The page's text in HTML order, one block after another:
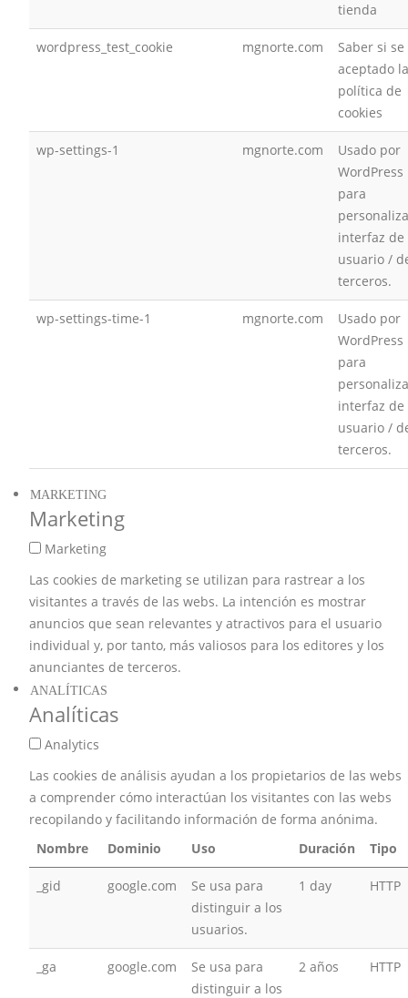
tienda
wordpress_test_cookie mgnorte.com
Saber si
aceptado la
política de
cookies
wp-settings-1 mgnorte.com
Usado por
WordPress
para
interfaz de
usuario /
terceros.
wp-settings-time-1 mgnorte.com
Usado por
WordPress
para
interfaz de
usuario /
terceros.
MARKETING
Marketing
Marketing
Las cookies de marketing se utilizan para rastrear a los
visitantes a través de las webs. La intención es mostrar
anuncios que sean relevantes y atractivos para el usuario
individual y, por tanto, más valiosos para los editores y los
anunciantes de terceros.
ANALÍTICAS
Analíticas
Analytics
Las cookies de análisis ayudan a los propietarios de las webs
a comprender cómo interactúan los visitantes con las webs
recopilando y facilitando información de forma anónima.
Nombre
Dominio Uso Duración Tipo
_gid google.com
Se usa para
distinguir a los
usuarios.
1 day HTTP
_ga google.com
Se usa para
distinguir a los
2 años HTTP